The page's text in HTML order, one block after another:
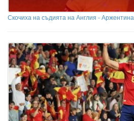
Скочиха на съдията на Англия - Аржентина